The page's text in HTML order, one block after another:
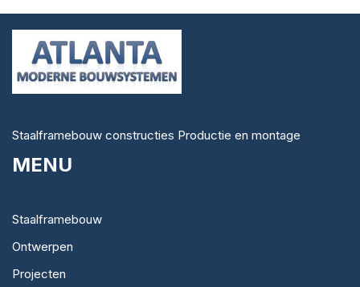
Staalframebouw constructies Productie en montage
MENU
Staalframebouw
Ontwerpen
Projecten